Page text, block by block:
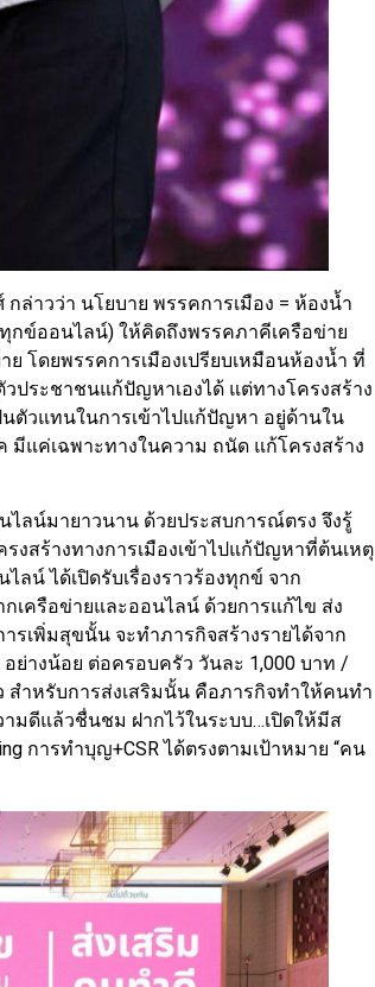
ล่าวว่า นโยบาย พรรคการเมือง = ห้องน้ำ
ข์ออนไลน์) ให้คิดถึงพรรคภาคีเครือข่าย
โดยพรรคการเมืองเปรียบเหมือนห้องน้ำ ที่
ระชาชนแก้ปัญหาเองได้ แต่ทางโครงสร้าง
ตัวแทนในการเข้าไปแก้ปัญหา อยู่ด้านใน
แค่เฉพาะทางในความ ถนัด แก้โครงสร้าง
ลน์มายาวนาน ด้วยประสบการณ์ตรง จึงรู้
สร้างทางการเมืองเข้าไปแก้ปัญหาที่ต้นเหตุ
น์ ได้เปิดรับเรื่องราวร้องทุกข์ จาก
เครือข่ายและออนไลน์ ด้วยการแก้ไข ส่ง
รเพิ่มสุขนั้น จะทำภารกิจสร้างรายได้จาก
างน้อย ต่อครอบครัว วันละ 1,000 บาท /
สำหรับการส่งเสริมนั้น คือภารกิจทำให้คนทำ
มดีแล้วชื่นชม ฝากไว้ในระบบ…เปิดให้มีส
การทำบุญ+CSR ได้ตรงตามเป้าหมาย “คน